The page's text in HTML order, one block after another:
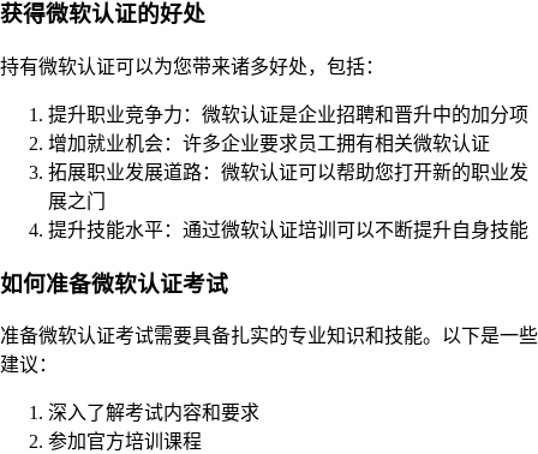
获得微软认证的好处
持有微软认证可以为您带来诸多好处，包括：
提升职业竞争力：微软认证是企业招聘和晋升中的加分项
增加就业机会：许多企业要求员工拥有相关微软认证
拓展职业发展道路：微软认证可以帮助您打开新的职业发
展之门
提升技能水平：通过微软认证培训可以不断提升自身技能
如何准备微软认证考试
准备微软认证考试需要具备扎实的专业知识和技能。以下是一些
建议：
深入了解考试内容和要求
参加官方培训课程